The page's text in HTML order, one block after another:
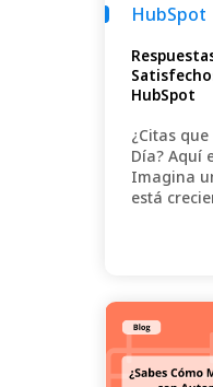
HubSpot
HubSpot
¿Citas
Día? Aquí
Imagina
está